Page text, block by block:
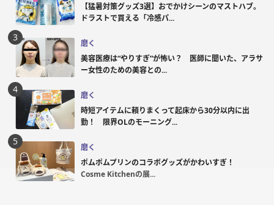
【猛暑対策グッズ3選】おでかけシーンのマストハブ。
ドラストで買える「冷感パ...
磨く
美容医療は“やりすぎ”が怖い？ 医師に聞いた、アラサ
ー女性のための美容との...
磨く
時短アイテムに頼りまくって起床から30分以内に出
勤！ 限界OLのモーニング...
磨く
ポムポムプリンのコラボグッズがかわいすぎ！
Cosme Kitchenの展...